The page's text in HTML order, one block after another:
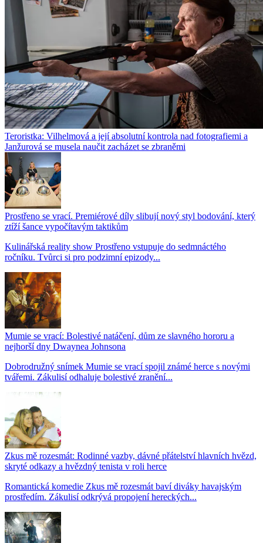
Teroristka: Vilhelmová a její absolutní kontrola nad fotografiemi a
Janžurová se musela naučit zacházet se zbraněmi
Prostřeno se vrací. Premiérové díly slibují nový styl bodování, který
ztíží šance vypočítavým taktikům
Kulinářská reality show Prostřeno vstupuje do sedmnáctého
ročníku. Tvůrci si pro podzimní epizody...
Mumie se vrací: Bolestivé natáčení, dům ze slavného hororu a
nejhorší dny Dwaynea Johnsona
Dobrodružný snímek Mumie se vrací spojil známé herce s novými
tvářemi. Zákulisí odhaluje bolestivé zranění...
Zkus mě rozesmát: Rodinné vazby, dávné přátelství hlavních hvězd,
skryté odkazy a hvězdný tenista v roli herce
Romantická komedie Zkus mě rozesmát baví diváky havajským
prostředím. Zákulisí odkrývá propojení hereckých...